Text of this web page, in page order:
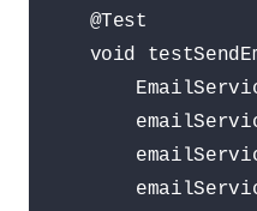
    @Test
void